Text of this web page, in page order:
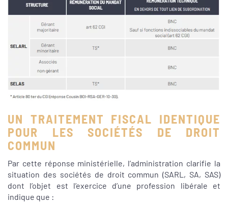
UN TRAITEMENT FISCAL IDENTIQUE
POUR LES SOCIÉTÉS DE DROIT
COMMUN
Par cette réponse ministérielle, l’administration clarifie la
situation des sociétés de droit commun (SARL, SA, SAS)
dont l’objet est l’exercice d’une profession libérale et
indique que :